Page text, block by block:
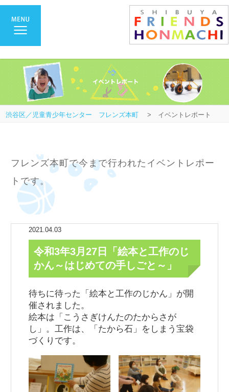
渋谷区／児童青少年センター フレンズ本町 > イベントレポート
フレンズ本町で今まで行われたイベントレポー
トです。
2021.04.03
令和3年3月27日「絵本と工作のじ
かん～はじめての手しごと～」
待ちに待った「絵本と工作のじかん」が開
催されました。
絵本は「こうさぎけんたのたからさが
し」。工作は、「たから石」をしまう宝袋
づくりです。